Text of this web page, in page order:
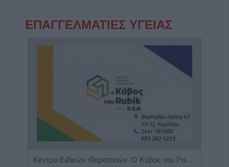
ΕΠΑΓΓΕΛΜΑΤΙΕΣ ΥΓΕΙΑΣ
Κέντρο Ειδικών Θεραπειών 'Ο Κύβος του Ρούμπικ'